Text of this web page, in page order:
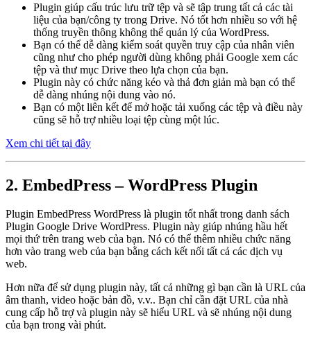
Plugin giúp cấu trúc lưu trữ tệp và sẽ tập trung tất cả các tài
liệu của bạn/công ty trong Drive. Nó tốt hơn nhiều so với hệ
thống truyền thông không thể quản lý của WordPress.
Bạn có thể dễ dàng kiểm soát quyền truy cập của nhân viên
cũng như cho phép người dùng không phải Google xem các
tệp và thư mục Drive theo lựa chọn của bạn.
Plugin này có chức năng kéo và thả đơn giản mà bạn có thể
dễ dàng nhúng nội dung vào nó.
Bạn có một liên kết để mở hoặc tải xuống các tệp và điều này
cũng sẽ hỗ trợ nhiều loại tệp cùng một lúc.
Xem chi tiết tại đây
2. EmbedPress – WordPress Plugin
Plugin EmbedPress WordPress là plugin tốt nhất trong danh sách
Plugin Google Drive WordPress. Plugin này giúp nhúng hầu hết
mọi thứ trên trang web của bạn. Nó có thể thêm nhiều chức năng
hơn vào trang web của bạn bằng cách kết nối tất cả các dịch vụ
web.
Hơn nữa để sử dụng plugin này, tất cả những gì bạn cần là URL của
âm thanh, video hoặc bản đồ, v.v.. Bạn chỉ cần đặt URL của nhà
cung cấp hỗ trợ và plugin này sẽ hiểu URL và sẽ nhúng nội dung
của bạn trong vài phút.